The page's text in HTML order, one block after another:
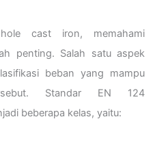
cast iron, memahami
penting. Salah satu aspek
beban yang mampu
Standar EN 124
beberapa kelas, yaitu: